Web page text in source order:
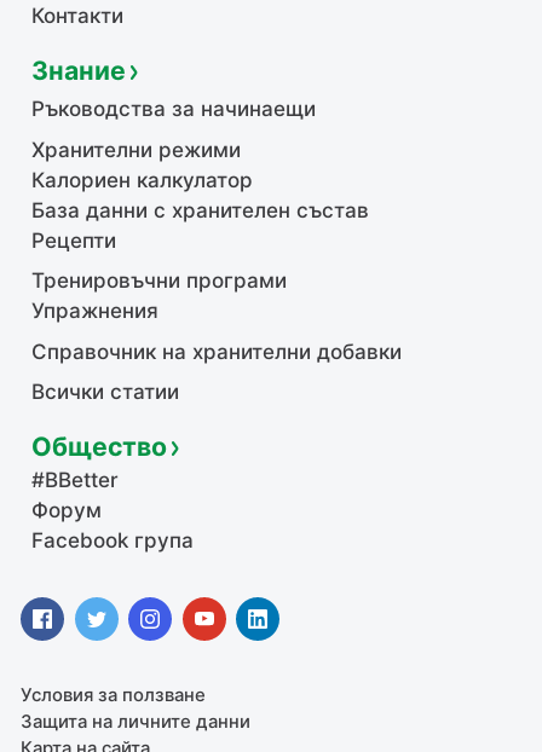
Контакти
Знание
Ръководства за начинаещи
Хранителни режими
Калориен калкулатор
База данни с хранителен състав
Рецепти
Тренировъчни програми
Упражнения
Справочник на хранителни добавки
Всички статии
Общество
#BBetter
Форум
Facebook група
Условия за ползване
Защита на личните данни